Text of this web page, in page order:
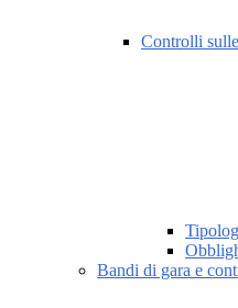
Controlli
Bandi di gara e